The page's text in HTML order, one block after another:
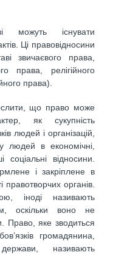
можуть існувати
Ці правовідносини
звичаєвого права,
права, релігійного
права).
що право може
як сукупність
людей і організацій,
людей в економічні,
соціальні відносини.
і закріплене в
правотворчих органів.
іноді називають
оскільки воно не
Право, яке зводиться
громадянина,
називають